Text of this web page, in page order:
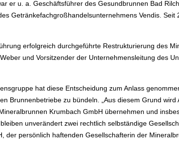
er u. a. Geschäftsführer des Gesundbrunnen Bad
Getränkefachgroßhandelsunternehmens Vendis.
erfolgreich durchgeführte Restrukturierung des
und Vorsitzender der Unternehmensleitung des
hat diese Entscheidung zum Anlass
Brunnenbetriebe zu bündeln. „Aus diesem Grund
Krumbach GmbH übernehmen und
unverändert zwei rechtlich selbständige
der persönlich haftenden Gesellschafterin der